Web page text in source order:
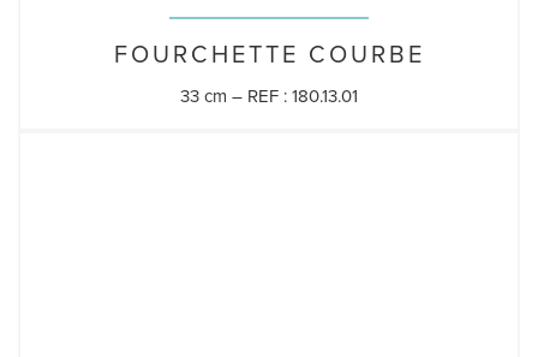
FOURCHETTE COURBE
33 cm – REF : 180.13.01